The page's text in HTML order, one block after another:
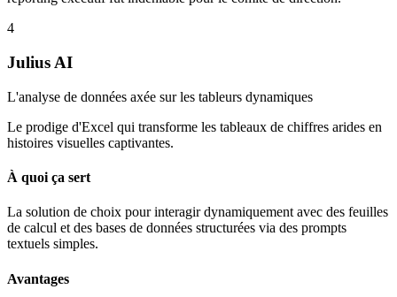
4
Julius AI
L'analyse de données axée sur les tableurs dynamiques
Le prodige d'Excel qui transforme les tableaux de chiffres arides en
histoires visuelles captivantes.
À quoi ça sert
La solution de choix pour interagir dynamiquement avec des feuilles
de calcul et des bases de données structurées via des prompts
textuels simples.
Avantages